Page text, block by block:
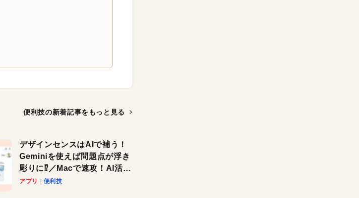
便利技の新着記事をもっと見る
デザインセンスはAIで補う！
Geminiを使えば問題点が浮き
彫りに⁉︎／Macで速攻！AI活用
テク
アプリ 便利技